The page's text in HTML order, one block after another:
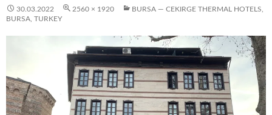
30.03.2022 2560 × 1920
BURSA — CEKIRGE THERMAL HOTELS,
BURSA, TURKEY